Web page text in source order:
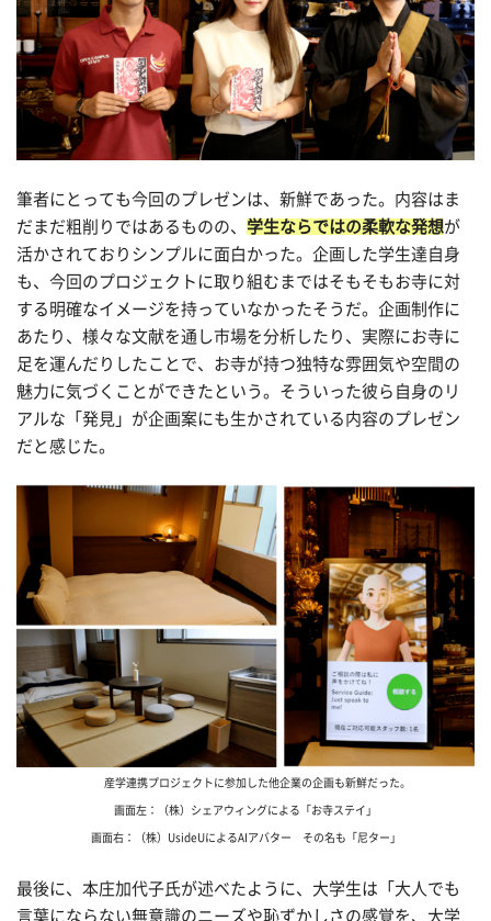
筆者にとっても今回のプレゼンは、新鮮であった。内容はま
だまだ粗削りではあるものの、 学生ならではの柔軟な発想が
活かされておりシンプルに面白かった。企画した学生達自身
も、今回のプロジェクトに取り組むまではそもそもお寺に対
する明確なイメージを持っていなかったそうだ。企画制作に
あたり、様々な文献を通し市場を分析したり、実際にお寺に
足を運んだりしたことで、お寺が持つ独特な雰囲気や空間の
魅力に気づくことができたという。そういった彼ら自身のリ
アルな「発見」が企画案にも生かされている内容のプレゼン
だと感じた。
産学連携プロジェクトに参加した他企業の企画も新鮮だった。
画面左：（株）シェアウィングによる「お寺ステイ」
画面右：（株）UsideUによるAIアバター その名も「尼ター」
最後に、本庄加代子氏が述べたように、大学生は「大人でも
言葉にならない無意識のニーズや恥ずかしさの感覚を、大学